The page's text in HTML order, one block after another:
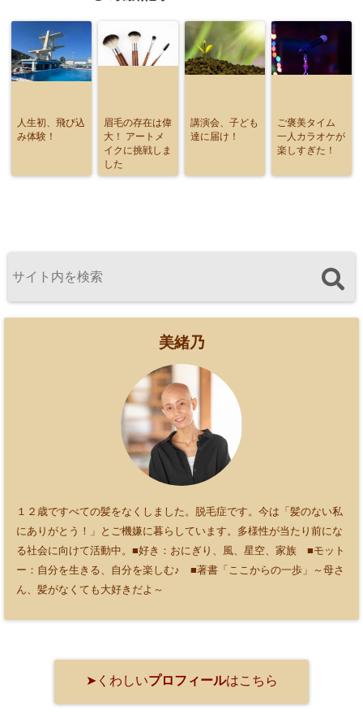
人生初、飛び込
み体験！
眉毛の存在は偉
大！ アートメ
イクに挑戦しま
した
講演会、子ども
達に届け！
ご褒美タイム
一人カラオケが
楽しすぎた！
美緒乃
１２歳ですべての髪をなくしました。脱毛症です。今は「髪のない私
にありがとう！」とご機嫌に暮らしています。多様性が当たり前にな
る社会に向けて活動中。■好き：おにぎり、風、星空、家族 ■モット
ー：自分を生きる、自分を楽しむ♪ ■著書「ここからの一歩」～母さ
ん、髪がなくても大好きだよ～
➤くわしいプロフィールはこちら